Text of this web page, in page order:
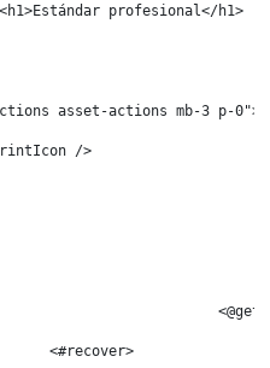
profesional</h1>
asset-actions mb-3 p-0">
/>
				    <#recover>